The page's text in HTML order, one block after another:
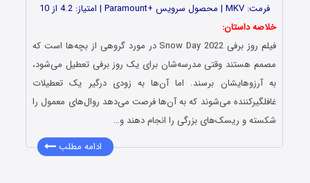
فرمت: MKV | محصول سرویس +Paramount | امتیاز: 4.2 از 10
خلاصه داستان:
فیلم روز برفی Snow Day 2022 در مورد گروهی از بچه‌ها است که
مصمم هستند وقتی مدرسه‌شان برای یک روز برفی تعطیل می‌شود،
به آرزوهایشان برسند. اما آن‌ها به زودی درگیر یک تعطیلات
غافلگیرکننده می‌شوند که به آن‌ها فرصت می‌دهد روال‌های معمول را
شکسته و ریسک‌های بزرگی را انجام دهند و…
ادامه مطلب